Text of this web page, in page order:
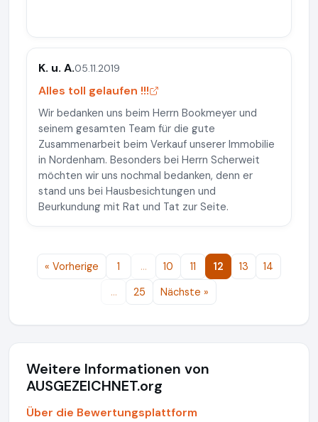
K. u. A.05.11.2019
Alles toll gelaufen !!!
Wir bedanken uns beim Herrn Bookmeyer und
seinem gesamten Team für die gute
Zusammenarbeit beim Verkauf unserer Immobilie
in Nordenham. Besonders bei Herrn Scherweit
möchten wir uns nochmal bedanken, denn er
stand uns bei Hausbesichtungen und
Beurkundung mit Rat und Tat zur Seite.
« Vorherige 1 … 10 11 12 13
14
…
25 Nächste »
Weitere Informationen von
AUSGEZEICHNET.org
Über die Bewertungsplattform